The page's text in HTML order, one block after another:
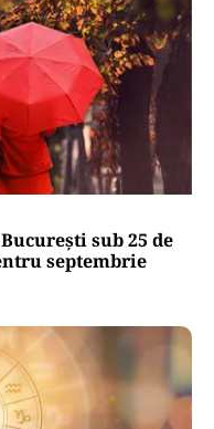
sub 25 de
septembrie